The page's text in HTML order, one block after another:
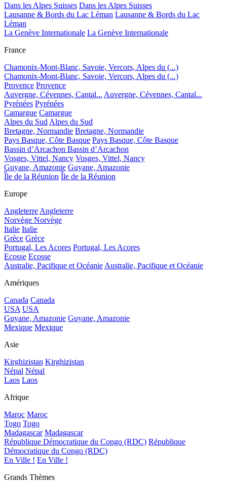
Dans les Alpes Suisses Dans les Alpes Suisses
Lausanne & Bords du Lac Léman Lausanne & Bords du Lac
Léman
La Genève Internationale La Genève Internationale
France
Chamonix-Mont-Blanc, Savoie, Vercors, Alpes du (...)
Chamonix-Mont-Blanc, Savoie, Vercors, Alpes du (...)
Provence Provence
Auvergne, Cévennes, Cantal... Auvergne, Cévennes, Cantal...
Pyrénées Pyrénées
Camargue Camargue
Alpes du Sud Alpes du Sud
Bretagne, Normandie Bretagne, Normandie
Pays Basque, Côte Basque Pays Basque, Côte Basque
Bassin d’Arcachon Bassin d’Arcachon
Vosges, Vittel, Nancy Vosges, Vittel, Nancy
Guyane, Amazonie Guyane, Amazonie
Île de la Réunion Île de la Réunion
Europe
Angleterre Angleterre
Norvège Norvège
Italie Italie
Grèce Grèce
Portugal, Les Acores Portugal, Les Acores
Ecosse Ecosse
Australie, Pacifique et Océanie Australie, Pacifique et Océanie
Amériques
Canada Canada
USA USA
Guyane, Amazonie Guyane, Amazonie
Mexique Mexique
Asie
Kirghizistan Kirghizistan
Népal Népal
Laos Laos
Afrique
Maroc Maroc
Togo Togo
Madagascar Madagascar
République Démocratique du Congo (RDC) République
Démocratique du Congo (RDC)
En Ville ! En Ville !
Grands Thèmes